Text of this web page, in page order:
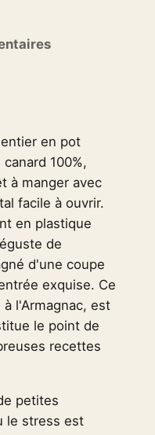
en pot
100%,
à manger avec
facile à ouvrir.
en plastique
de
d'une coupe
exquise. Ce
l'Armagnac, est
le point de
recettes
petites
le stress est